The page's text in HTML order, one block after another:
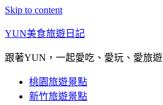
Skip to content
YUN美食旅遊日記
跟著YUN，一起愛吃、愛玩、愛旅遊
桃園旅遊景點
新竹旅遊景點